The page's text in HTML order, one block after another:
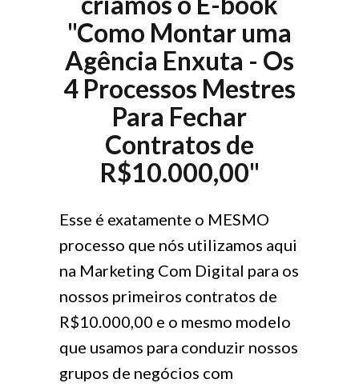
"Como Montar uma
Agência Enxuta - Os
4 Processos Mestres
Para Fechar
Contratos de
R$10.000,00"
Esse é exatamente o MESMO
processo que nós utilizamos aqui
na Marketing Com Digital para os
nossos primeiros contratos de
R$10.000,00 e o mesmo modelo
que usamos para conduzir nossos
grupos de negócios com